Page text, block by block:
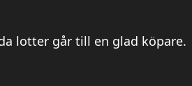
lotter går till en glad köpare.